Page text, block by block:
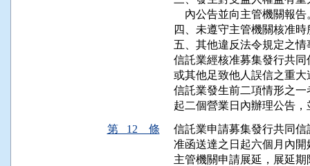
內公告並向主管機關報告
四、未遵守主管機關核准
五、其他違反法令規定之
信託業經核准募集發行共
或其他足致他人誤信之重
信託業發生前二項情形之
起二個營業日內辦理公告
第 12 條
信託業申請募集發行共同
准函送達之日起六個月內
主管機關申請展延，展延